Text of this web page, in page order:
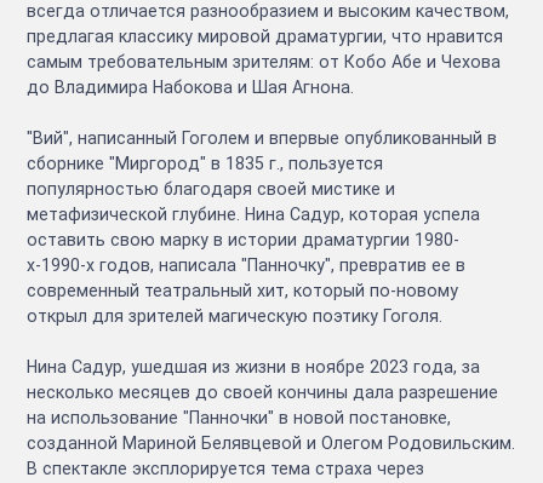
всегда отличается разнообразием и высоким качеством,
предлагая классику мировой драматургии, что нравится
самым требовательным зрителям: от Кобо Абе и Чехова
до Владимира Набокова и Шая Агнона.
"Вий", написанный Гоголем и впервые опубликованный в
сборнике "Миргород" в 1835 г., пользуется
популярностью благодаря своей мистике и
метафизической глубине. Нина Садур, которая успела
оставить свою марку в истории драматургии 1980-
х-1990-х годов, написала "Панночку", превратив ее в
современный театральный хит, который по-новому
открыл для зрителей магическую поэтику Гоголя.
Нина Садур, ушедшая из жизни в ноябре 2023 года, за
несколько месяцев до своей кончины дала разрешение
на использование "Панночки" в новой постановке,
созданной Мариной Белявцевой и Олегом Родовильским.
В спектакле эксплорируется тема страха через